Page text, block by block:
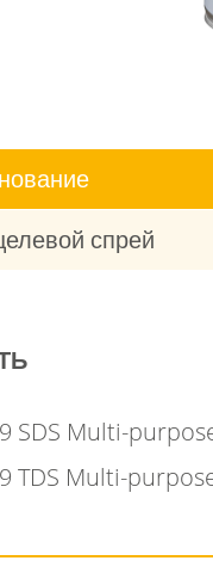
спрей
SDS Multi-
TDS Multi-